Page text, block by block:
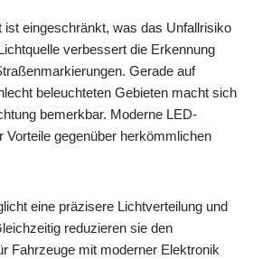
ist eingeschränkt, was das Unfallrisiko
verbessert die Erkennung
Gerade auf
beleuchteten Gebieten macht sich
bemerkbar. Moderne LED-
Vorteile gegenüber herkömmlichen
eine präzisere Lichtverteilung und
reduzieren sie den
Fahrzeuge mit moderner Elektronik